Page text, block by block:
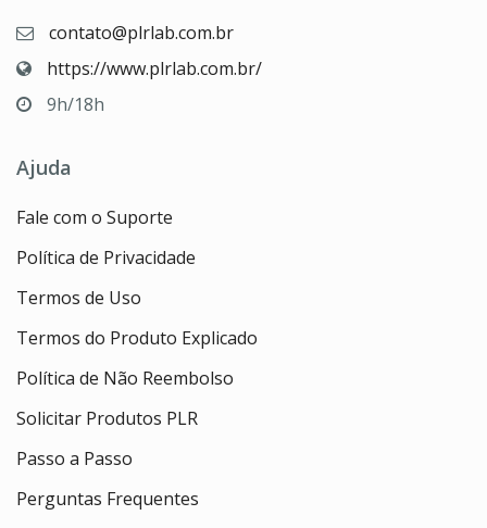
contato@plrlab.com.br
https://www.plrlab.com.br/
9h/18h
Ajuda
Fale com o Suporte
Política de Privacidade
Termos de Uso
Termos do Produto Explicado
Política de Não Reembolso
Solicitar Produtos PLR
Passo a Passo
Perguntas Frequentes